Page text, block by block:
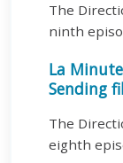
The
ninth
La
Sending
The
eighth